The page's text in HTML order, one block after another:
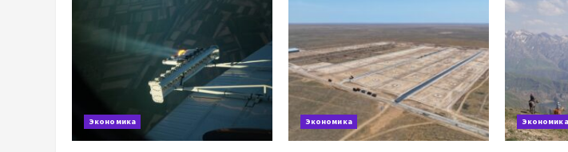
Экономика Экономика Экономика